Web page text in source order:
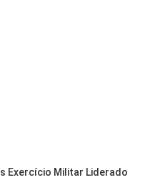
Exercício Militar Liderado